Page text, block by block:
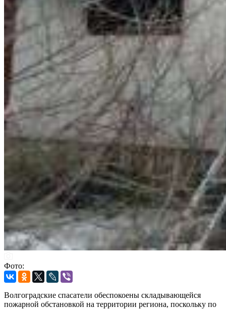
Фото:
Волгоградские спасатели обеспокоены складывающейся
пожарной обстановкой на территории региона, поскольку по